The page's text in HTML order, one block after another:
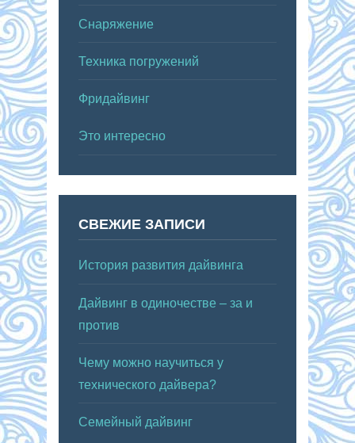
Снаряжение
Техника погружений
Фридайвинг
Это интересно
СВЕЖИЕ ЗАПИСИ
История развития дайвинга
Дайвинг в одиночестве – за и
против
Чему можно научиться у
технического дайвера?
Семейный дайвинг